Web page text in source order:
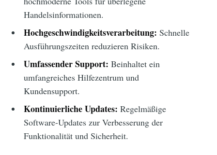
Handelsinformationen.
Hochgeschwindigkeitsverarbeitung: Schnelle
Ausführungszeiten reduzieren Risiken.
Umfassender Support: Beinhaltet ein
umfangreiches Hilfezentrum und
Kundensupport.
Kontinuierliche Updates: Regelmäßige
Software-Updates zur Verbesserung der
Funktionalität und Sicherheit.